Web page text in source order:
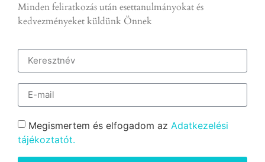
Minden feliratkozás után esettanulmányokat és
kedvezményeket küldünk Önnek
Megismertem és elfogadom az Adatkezelési
tájékoztatót.